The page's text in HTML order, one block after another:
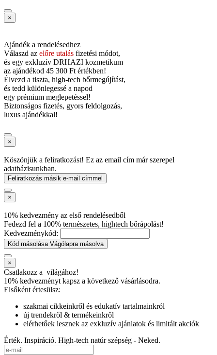
×
Ajándék a rendelésedhez
Válaszd az előre utalás fizetési módot,
és egy exkluzív DRHAZI kozmetikum
az ajándékod 45 300 Ft értékben!
Élvezd a tiszta, high-tech bőrmegújítást,
és tedd különlegessé a napod
egy prémium meglepetéssel!
Biztonságos fizetés, gyors feldolgozás,
luxus ajándékkal!
×
Köszönjük a feliratkozást! Ez az email cím már szerepel
adatbázisunkban.
Feliratkozás másik e-mail címmel
×
10% kedvezmény az első rendelésedből
Fedezd fel a 100% természetes, hightech bőrápolást!
Kedvezménykód:
Kód másolása Vágólapra másolva
×
Csatlakozz a világához!
10% kedvezményt kapsz a következő vásárlásodra.
Elsőként értesülsz:
szakmai cikkeinkről és edukatív tartalmainkról
új trendekről & termékeinkről
elérhetőek lesznek az exkluzív ajánlatok és limitált akciók
Érték. Inspiráció. High-tech natúr szépség - Neked.